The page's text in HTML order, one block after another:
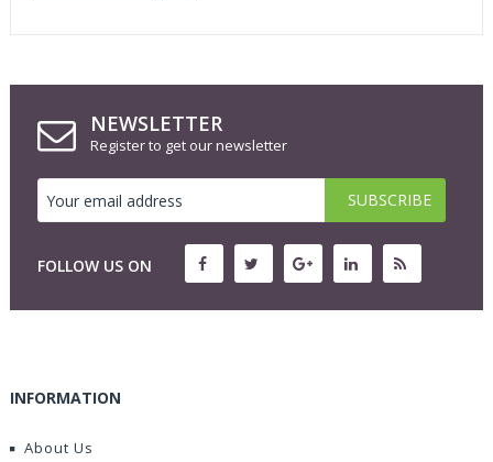
NEWSLETTER
Register to get our newsletter
FOLLOW US ON
INFORMATION
About Us